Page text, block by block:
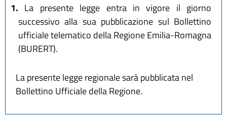
1. La presente legge entra in vigore il giorno
successivo alla sua pubblicazione sul Bollettino
ufficiale telematico della Regione Emilia-Romagna
(BURERT).
La presente legge regionale sarà pubblicata nel
Bollettino Ufficiale della Regione.